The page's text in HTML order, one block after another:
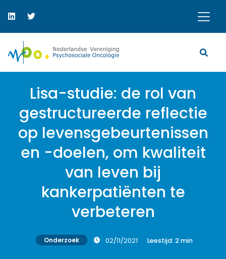
Lisa-studie: de rol van
gestructureerde reflectie
op levensgebeurtenissen
en -doelen, om kwaliteit
van leven bij
kankerpatiënten te
verbeteren
Onderzoek 02/11/2021 Leestijd: 2min